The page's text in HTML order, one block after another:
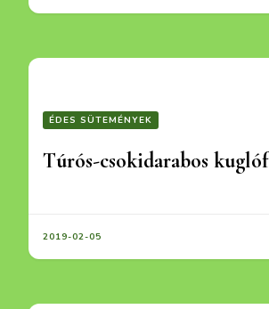
ÉDES SÜTEMÉNYEK
Túrós-csokidarabos kuglóf
2019-02-05